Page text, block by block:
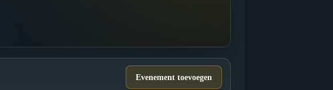
Evenement toevoegen